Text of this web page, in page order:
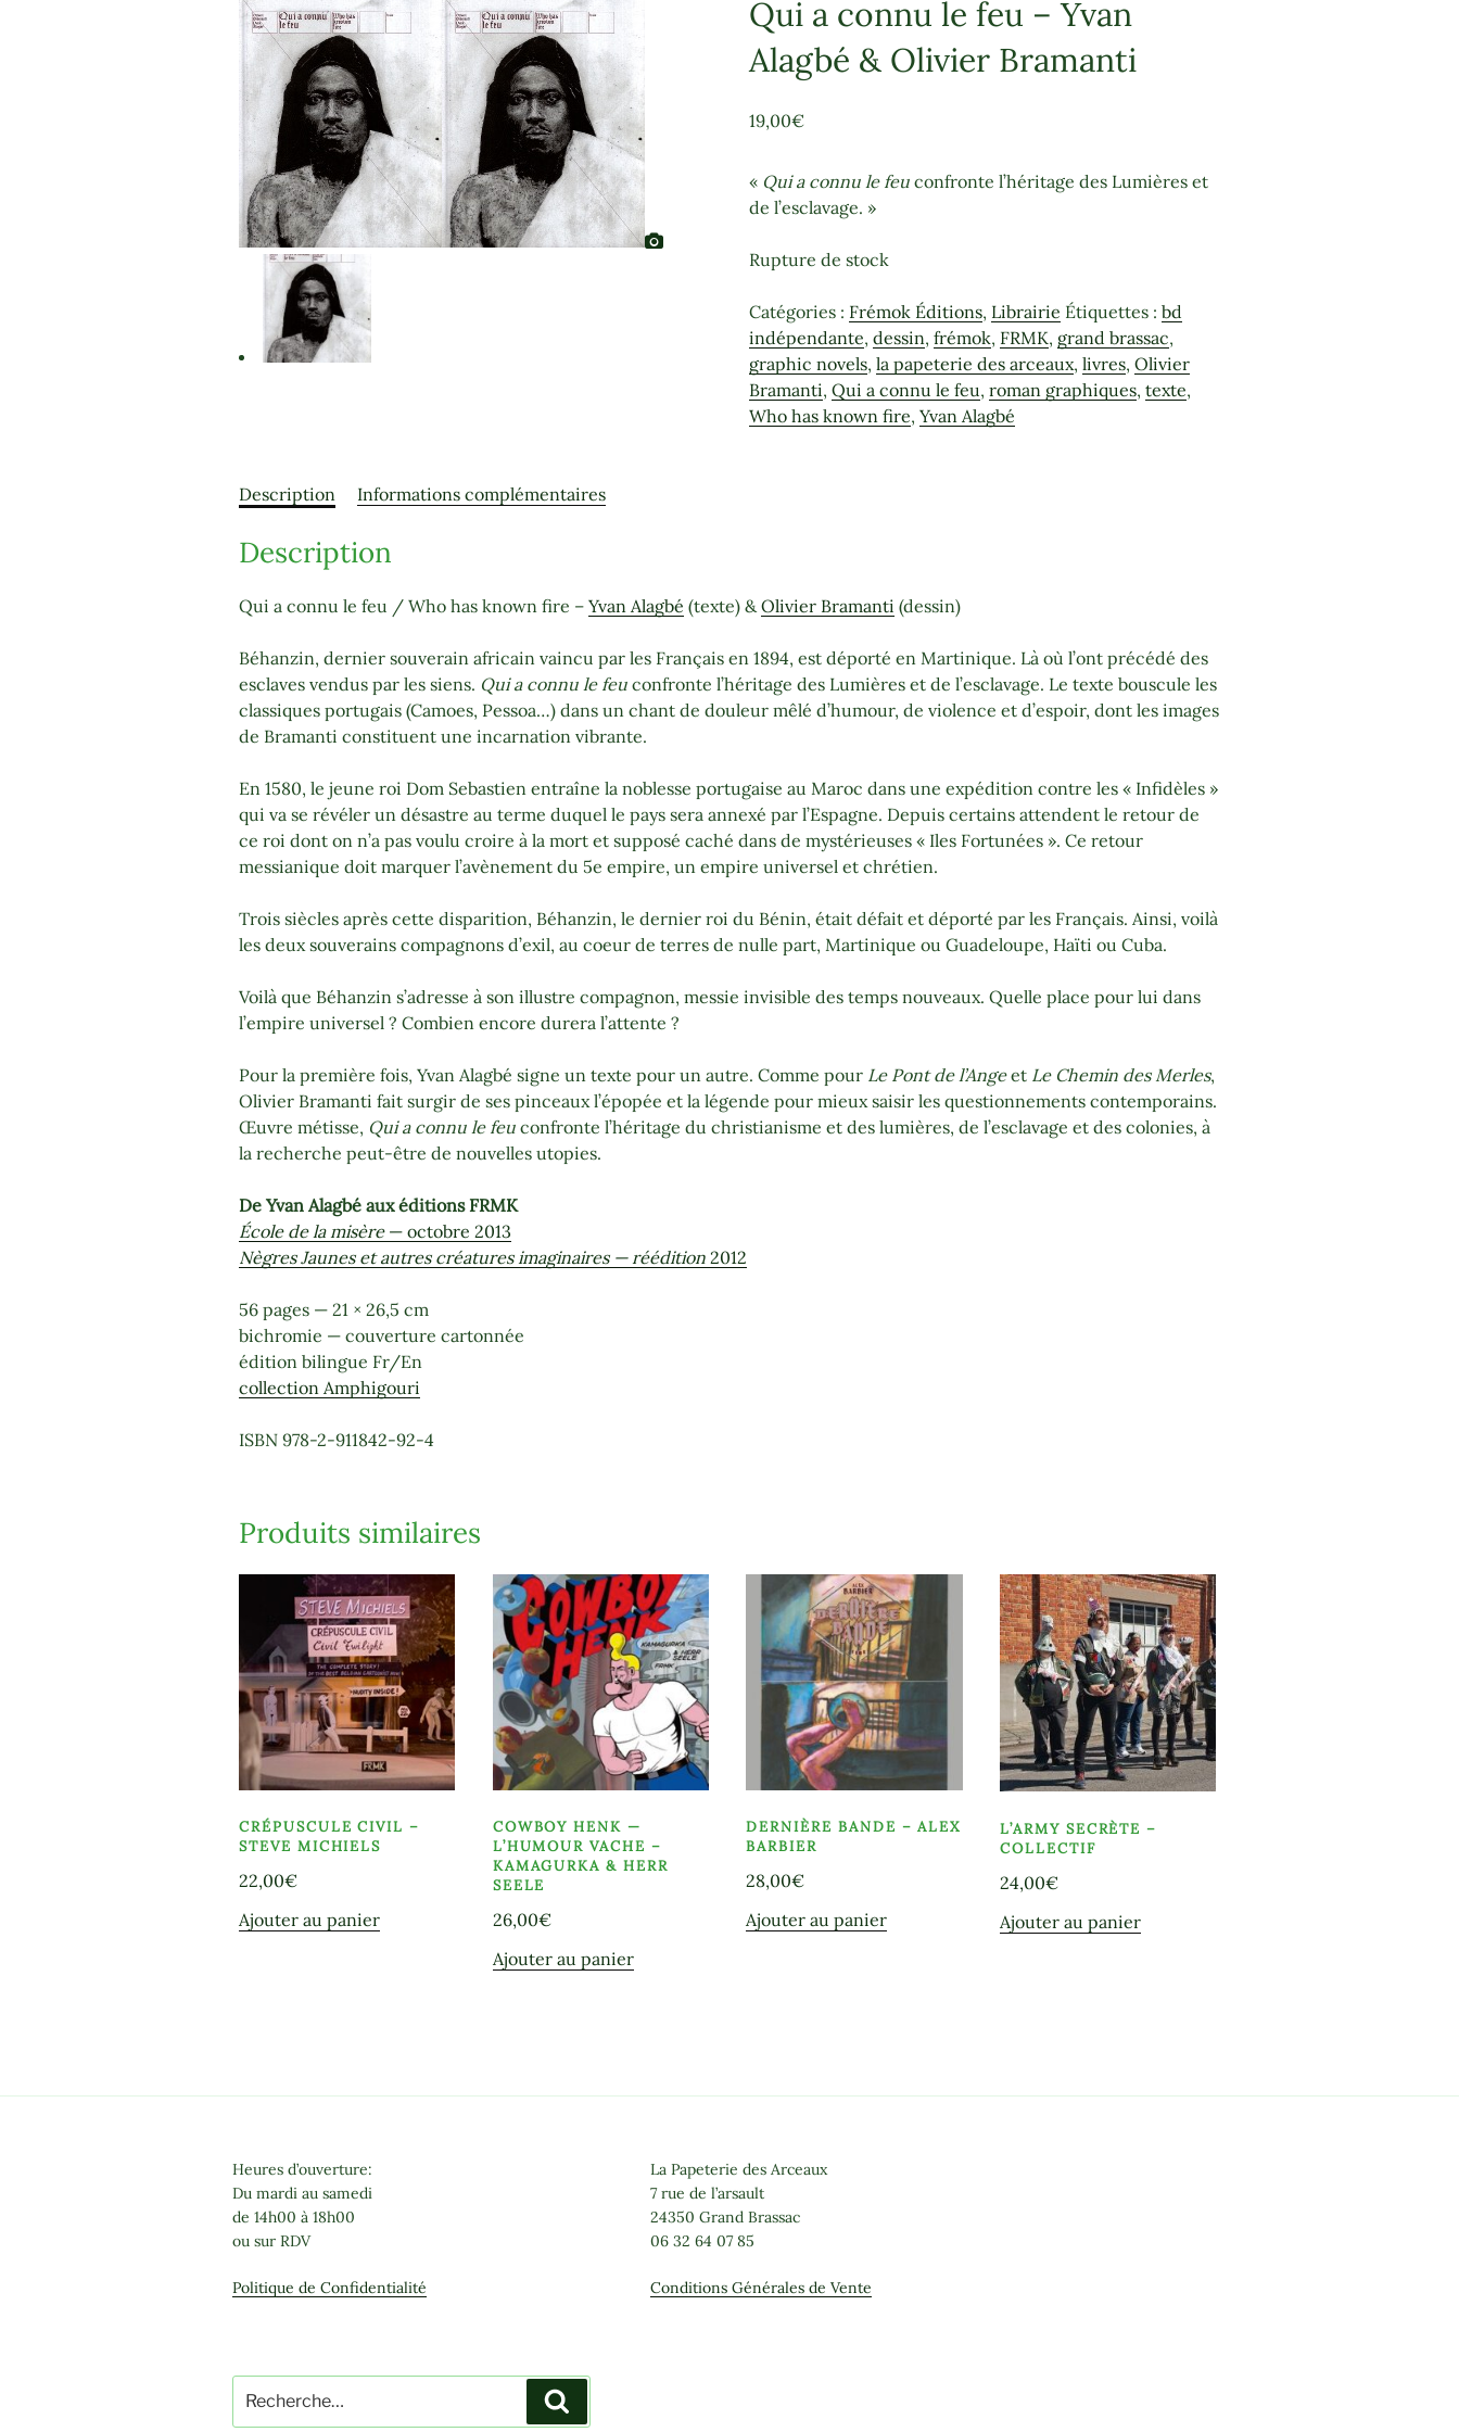
Qui a connu le feu – Yvan
Alagbé & Olivier Bramanti
19,00€
« Qui a connu le feu confronte l’héritage des Lumières et
de l’esclavage. »
Rupture de stock
Catégories : Frémok Éditions, Librairie Étiquettes :bd
indépendante,dessin,frémok, FRMK, grand brassac,
graphic novels,la papeterie des arceaux,livres,Olivier
Bramanti,Qui a connu le feu,roman graphiques,texte,
Who has known fire,Yvan Alagbé
Description Informations complémentaires
Description
Qui a connu le feu / Who has known fire – Yvan Alagbé (texte) &Olivier Bramanti (dessin)
Béhanzin, dernier souverain africain vaincu par les Français en 1894, est déporté en Martinique. Là où l’ont précédé des
esclaves vendus par les siens. Qui a connu le feu confronte l’héritage des Lumières et de l’esclavage. Le texte bouscule les
classiques portugais (Camoes, Pessoa…) dans un chant de douleur mêlé d’humour, de violence et d’espoir, dont les images
de Bramanti constituent une incarnation vibrante.
En 1580, le jeune roi Dom Sebastien entraîne la noblesse portugaise au Maroc dans une expédition contre les « Infidèles »
qui va se révéler un désastre au terme duquel le pays sera annexé par l’Espagne. Depuis certains attendent le retour de
ce roi dont on n’a pas voulu croire à la mort et supposé caché dans de mystérieuses « Iles Fortunées ». Ce retour
messianique doit marquer l’avènement du 5e empire, un empire universel et chrétien.
Trois siècles après cette disparition, Béhanzin, le dernier roi du Bénin, était défait et déporté par les Français. Ainsi, voilà
les deux souverains compagnons d’exil, au coeur de terres de nulle part, Martinique ou Guadeloupe, Haïti ou Cuba.
Voilà que Béhanzin s’adresse à son illustre compagnon, messie invisible des temps nouveaux. Quelle place pour lui dans
l’empire universel ? Combien encore durera l’attente ?
Pour la première fois, Yvan Alagbé signe un texte pour un autre. Comme pour Le Pont de l’Angeet Le Chemin des Merles,
Olivier Bramanti fait surgir de ses pinceaux l’épopée et la légende pour mieux saisir les questionnements contemporains.
Œuvre métisse, Qui a connu le feu confronte l’héritage du christianisme et des lumières, de l’esclavage et des colonies, à
la recherche peut-être de nouvelles utopies.
De Yvan Alagbé aux éditions FRMK
École de la misère— octobre 2013
Nègres Jaunes et autres créatures imaginaires — réédition 2012
56 pages — 21 × 26,5 cm
bichromie — couverture cartonnée
édition bilingue Fr/En
collection Amphigouri
ISBN 978-2-911842-92-4
Produits similaires
CRÉPUSCULE CIVIL –
STEVE MICHIELS
22,00€
Ajouter au panier
COWBOY HENK —
L’HUMOUR VACHE –
KAMAGURKA & HERR
SEELE
26,00€
Ajouter au panier
DERNIÈRE BANDE – ALEX
BARBIER
28,00€
Ajouter au panier
L’ARMY SECRÈTE –
COLLECTIF
24,00€
Ajouter au panier
Heures d’ouverture:
Du mardi au samedi
de 14h00 à 18h00
ou sur RDV
Politique de Confidentialité
pour
La Papeterie des Arceaux
7 rue de l’arsault
24350 Grand Brassac
06 32 64 07 85
Conditions Générales de Vente